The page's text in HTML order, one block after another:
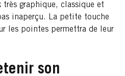
graphique, classique et
inaperçu. La petite touche
les pointes permettra de leur
son